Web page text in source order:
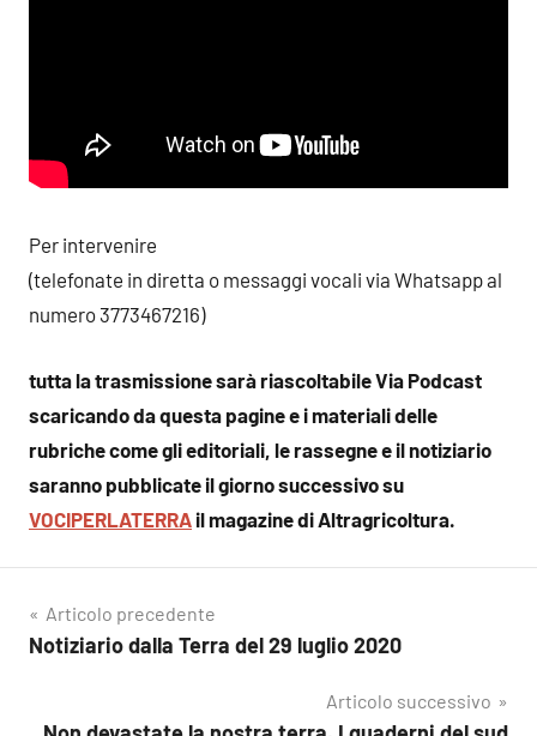
Per intervenire
(telefonate in diretta o messaggi vocali via Whatsapp al
numero 3773467216)
tutta la trasmissione sarà riascoltabile Via Podcast
scaricando da questa pagine e i materiali delle
rubriche come gli editoriali, le rassegne e il notiziario
saranno pubblicate il giorno successivo su
VOCIPERLATERRA il magazine di Altragricoltura.
Navigazione
articoli
Articolo precedente
Notiziario dalla Terra del 29 luglio 2020
Articolo successivo